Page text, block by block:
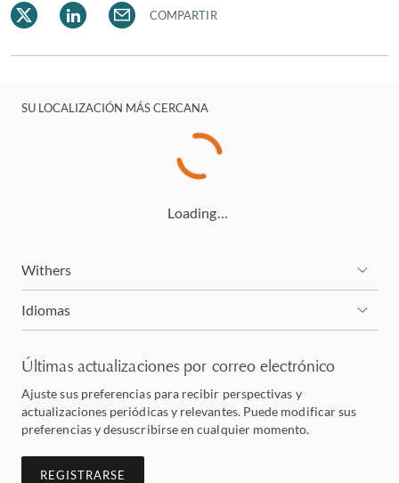
COMPARTIR
SU LOCALIZACIÓN MÁS CERCANA
Loading…
Withers
Idiomas
Últimas actualizaciones por correo electrónico
Ajuste sus preferencias para recibir perspectivas y
actualizaciones periódicas y relevantes. Puede modificar sus
preferencias y desuscribirse en cualquier momento.
REGISTRARSE